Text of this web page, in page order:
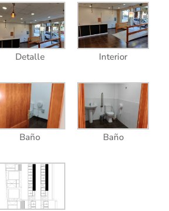
Detalle Interior
Baño Baño